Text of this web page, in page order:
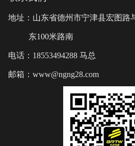
地址：山东省德州市宁津县宏图路
东100米路南
电话：18553494288 马总
邮箱：www@ngng28.com